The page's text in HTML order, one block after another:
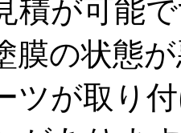
積が可能
膜の状態
ツが取り